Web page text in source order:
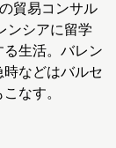
貿易コンサル
ンシアに留学
る生活。バレン
などはバルセ
なす。